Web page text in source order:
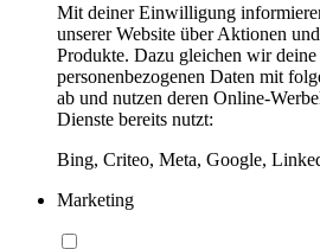
Mit deiner Einwilligung
unserer Website über Aktionen
Produkte. Dazu gleichen wir deine
personenbezogenen Daten mit
ab und nutzen deren Online-
Dienste bereits nutzt:
Bing, Criteo, Meta, Google,
Marketing